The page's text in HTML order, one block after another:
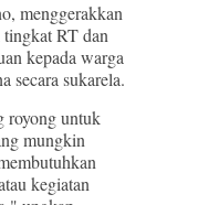
menggerakkan
tingkat RT dan
kepada warga
secara sukarela.
royong untuk
mungkin
kegiatan